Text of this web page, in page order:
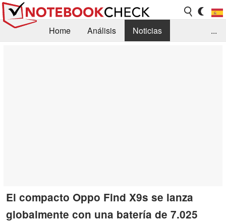
Home Análisis
Noticias
...
El compacto Oppo Find X9s se lanza
globalmente con una batería de 7.025